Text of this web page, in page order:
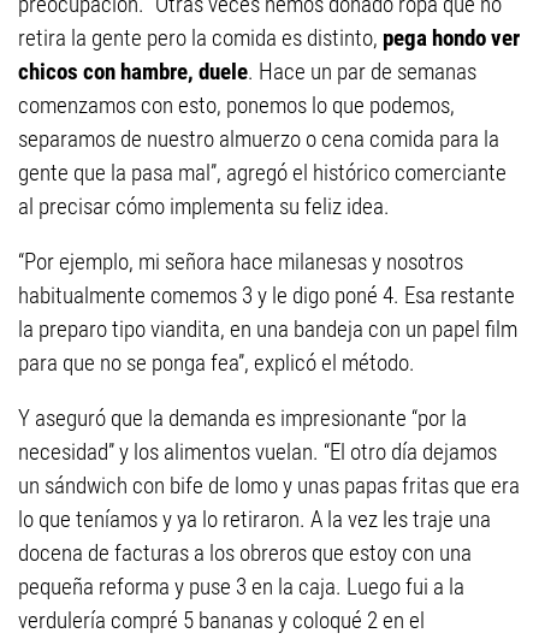
retira la gente pero la comida es distinto, pega hondo ver
chicos con hambre, duele. Hace un par de semanas
comenzamos con esto, ponemos lo que podemos,
separamos de nuestro almuerzo o cena comida para la
gente que la pasa mal”, agregó el histórico comerciante
al precisar cómo implementa su feliz idea.
“Por ejemplo, mi señora hace milanesas y nosotros
habitualmente comemos 3 y le digo poné 4. Esa restante
la preparo tipo viandita, en una bandeja con un papel film
para que no se ponga fea”, explicó el método.
Y aseguró que la demanda es impresionante “por la
necesidad” y los alimentos vuelan. “El otro día dejamos
un sándwich con bife de lomo y unas papas fritas que era
lo que teníamos y ya lo retiraron. A la vez les traje una
docena de facturas a los obreros que estoy con una
pequeña reforma y puse 3 en la caja. Luego fui a la
verdulería compré 5 bananas y coloqué 2 en el